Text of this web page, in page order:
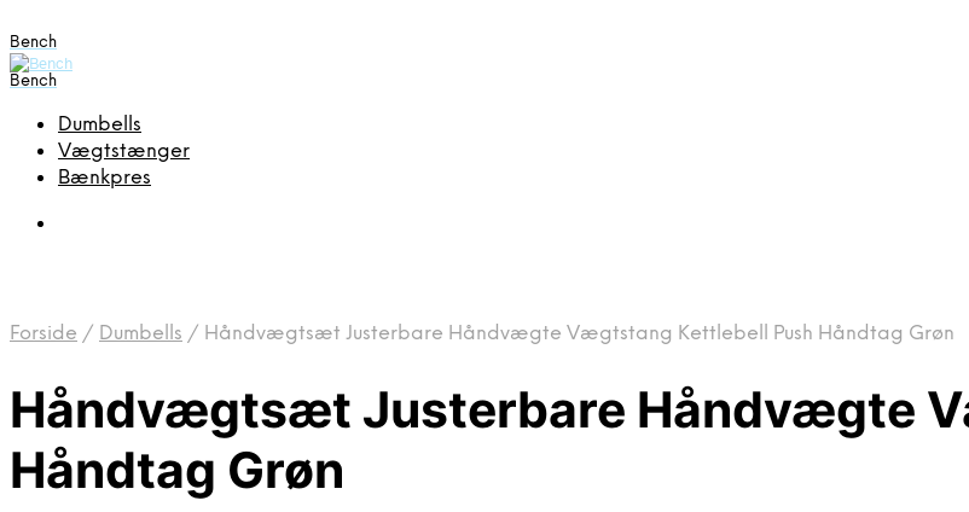
Bench
Bench
Dumbells
Vægtstænger
Bænkpres
Forside / Dumbells / Håndvægtsæt Justerbare Håndvægte Vægtstang Kettlebell Push Håndtag Grøn
Håndvægtsæt Justerbare Håndvægte
Håndtag Grøn